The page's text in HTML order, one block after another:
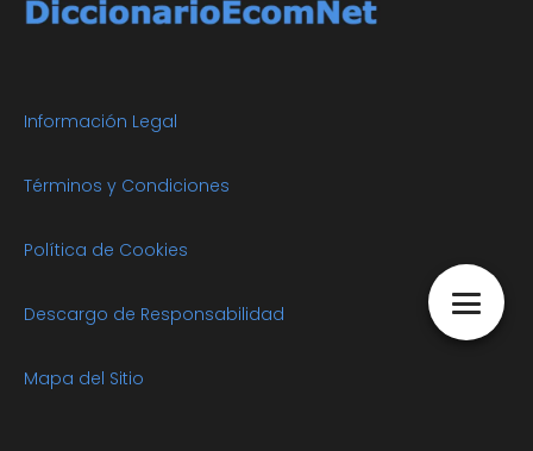
Información Legal
Términos y Condiciones
Política de Cookies
Descargo de Responsabilidad
Mapa del Sitio